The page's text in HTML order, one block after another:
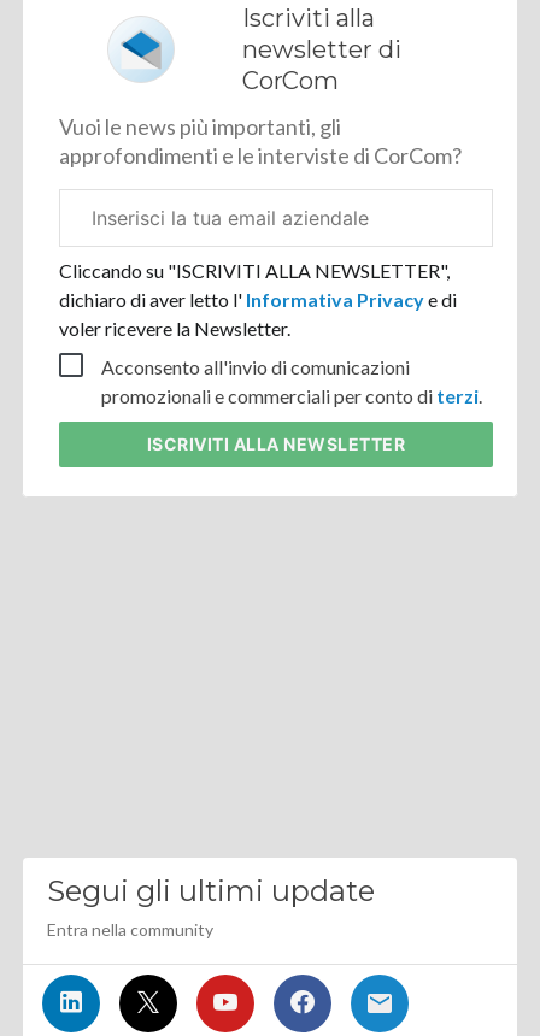
Iscriviti alla
newsletter di
CorCom
Vuoi le news più importanti, gli
approfondimenti e le interviste di CorCom?
aziendale
Cliccando su "ISCRIVITI ALLA NEWSLETTER",
dichiaro di aver letto l' Informativa Privacye di
voler ricevere la Newsletter.
Acconsento all'invio di comunicazioni
promozionali e commerciali per conto di terzi.
ISCRIVITI ALLA NEWSLETTER
Segui gli ultimi update
Entra nella community